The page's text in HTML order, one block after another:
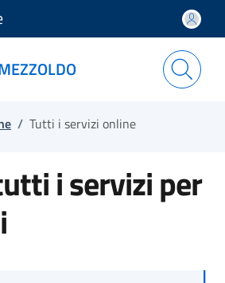
/ Tutti i servizi online
i servizi per